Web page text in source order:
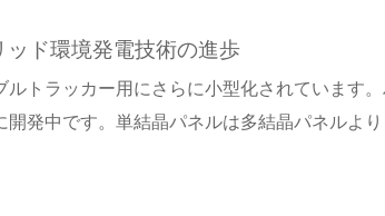
ド環境発電技術の進歩
トラッカー用にさらに小型化されていま
発中です。単結晶パネルは多結晶パネルよ